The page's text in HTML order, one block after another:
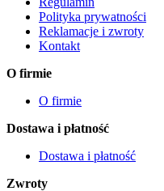
Polityka prywatności
Reklamacje i zwroty
Kontakt
O firmie
O firmie
Dostawa i płatność
Dostawa i płatność
Zwroty